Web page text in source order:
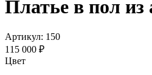
Платье в пол из
Артикул: 150
115 000 ₽
Цвет